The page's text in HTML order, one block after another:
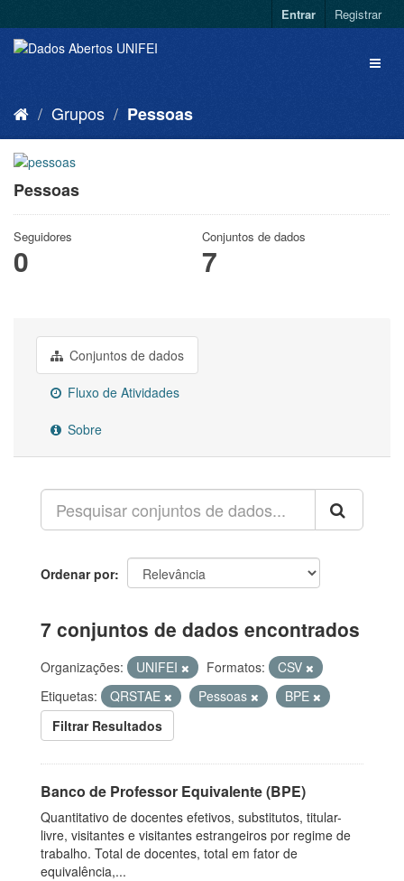
Entrar Registrar
Grupos Pessoas
Pessoas
Seguidores
0
Conjuntos de dados
7
Conjuntos de dados
Fluxo de Atividades
Sobre
Ordenar por
7 conjuntos de dados encontrados
Organizações: UNIFEI Formatos:
CSV
Etiquetas:
QRSTAE Pessoas
BPE
Filtrar Resultados
Banco de Professor Equivalente (BPE)
Quantitativo de docentes efetivos, substitutos, titular-
livre, visitantes e visitantes estrangeiros por regime de
trabalho. Total de docentes, total em fator de
equivalência,...